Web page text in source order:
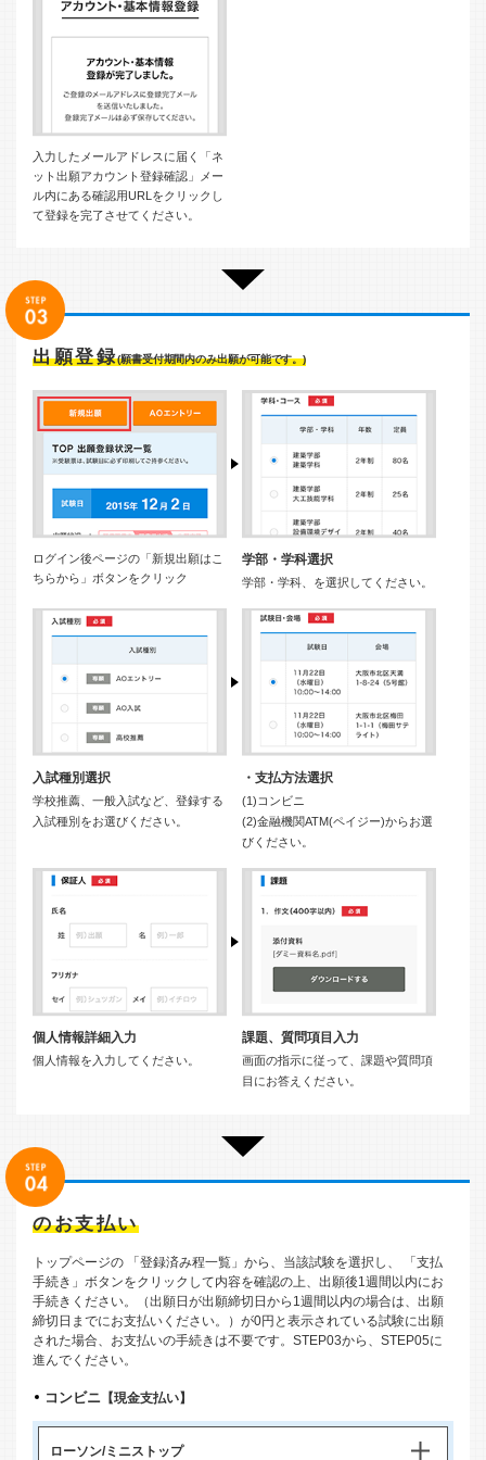
入力したメールアドレスに届く「ネ
ット出願アカウント登録確認」メー
ル内にある確認用URLをクリックし
て登録を完了させてください。
出願登録(願書受付期間内のみ出願が可能です。)
ログイン後ページの「新規出願はこ
ちらから」ボタンをクリック
学部・学科選択
学部・学科、を選択してください。
入試種別選択
学校推薦、一般入試など、登録する
入試種別をお選びください。
・支払方法選択
(1)コンビニ
(2)金融機関ATM(ペイジー)からお選
びください。
個人情報詳細入力
個人情報を入力してください。
課題、質問項目入力
画面の指示に従って、課題や質問項
目にお答えください。
のお支払い
トップページの 「登録済み程一覧」から、当該試験を選択し、 「支払
手続き」ボタンをクリックして内容を確認の上、出願後1週間以内にお
手続きください。（出願日が出願締切日から1週間以内の場合は、出願
締切日までにお支払いください。）が0円と表示されている試験に出願
された場合、お支払いの手続きは不要です。STEP03から、STEP05に
進んでください。
コンビニ 【現金支払い】
ローソン/ミニストップ